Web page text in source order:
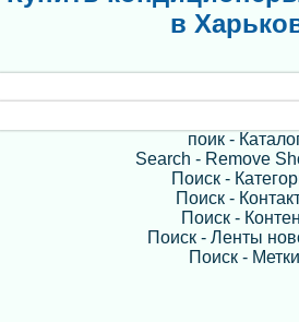
в
поик -
Search - Remove
Поиск -
Поиск -
Поиск -
Поиск - Ленты
Поиск - Метки